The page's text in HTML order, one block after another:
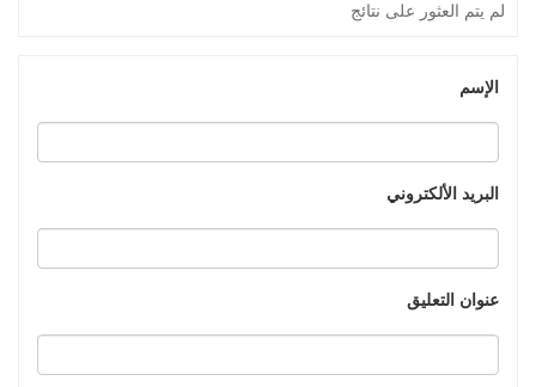
لم يتم العثور على نتائج
الإسم
البريد الألكتروني
عنوان التعليق